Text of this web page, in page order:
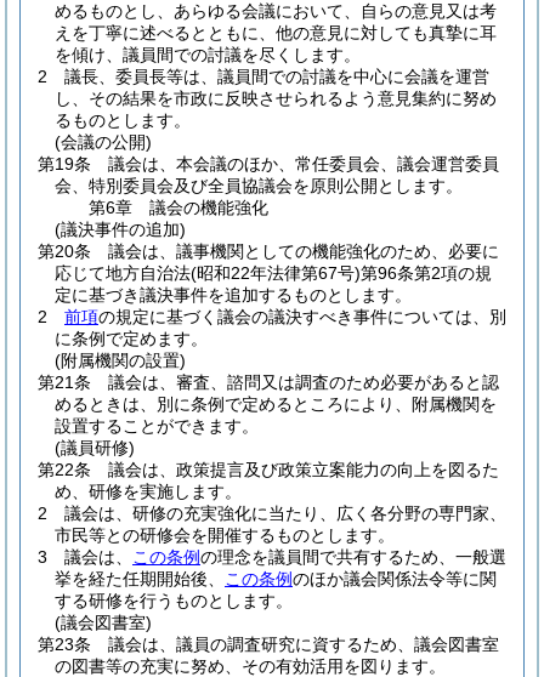
めるものとし、あらゆる会議において、自らの意見又は考
えを丁寧に述べるとともに、他の意見に対しても真摯に耳
を傾け、議員間での討議を尽くします。
2
議長、委員長等は、議員間での討議を中心に会議を運営
し、その結果を市政に反映させられるよう意見集約に努め
るものとします。
(会議の公開)
第19条
議会は、本会議のほか、常任委員会、議会運営委員
会、特別委員会及び全員協議会を原則公開とします。
第6章
議会の機能強化
(議決事件の追加)
第20条
議会は、議事機関としての機能強化のため、必要に
応じて地方自治法(昭和22年法律第67号)第96条第2項の規
定に基づき議決事件を追加するものとします。
2
前項の規定に基づく議会の議決すべき事件については、別
に条例で定めます。
(附属機関の設置)
第21条
議会は、審査、諮問又は調査のため必要があると認
めるときは、別に条例で定めるところにより、附属機関を
設置することができます。
(議員研修)
第22条
議会は、政策提言及び政策立案能力の向上を図るた
め、研修を実施します。
2
議会は、研修の充実強化に当たり、広く各分野の専門家、
市民等との研修会を開催するものとします。
3
議会は、 この条例の理念を議員間で共有するため、一般選
挙を経た任期開始後、
この条例のほか議会関係法令等に関
する研修を行うものとします。
(議会図書室)
第23条
議会は、議員の調査研究に資するため、議会図書室
の図書等の充実に努め、その有効活用を図ります。